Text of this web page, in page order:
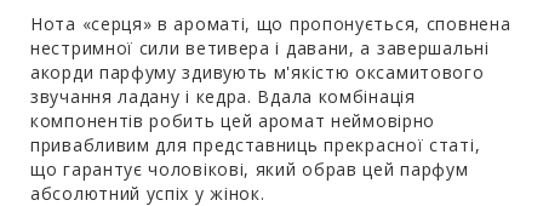
Нота «серця» в ароматі, що пропонується, сповнена
нестримної сили ветивера і давани, а завершальні
акорди парфуму здивують м'якістю оксамитового
звучання ладану і кедра. Вдала комбінація
компонентів робить цей аромат неймовірно
привабливим для представниць прекрасної статі,
що гарантує чоловікові, який обрав цей парфум
абсолютний успіх у жінок.